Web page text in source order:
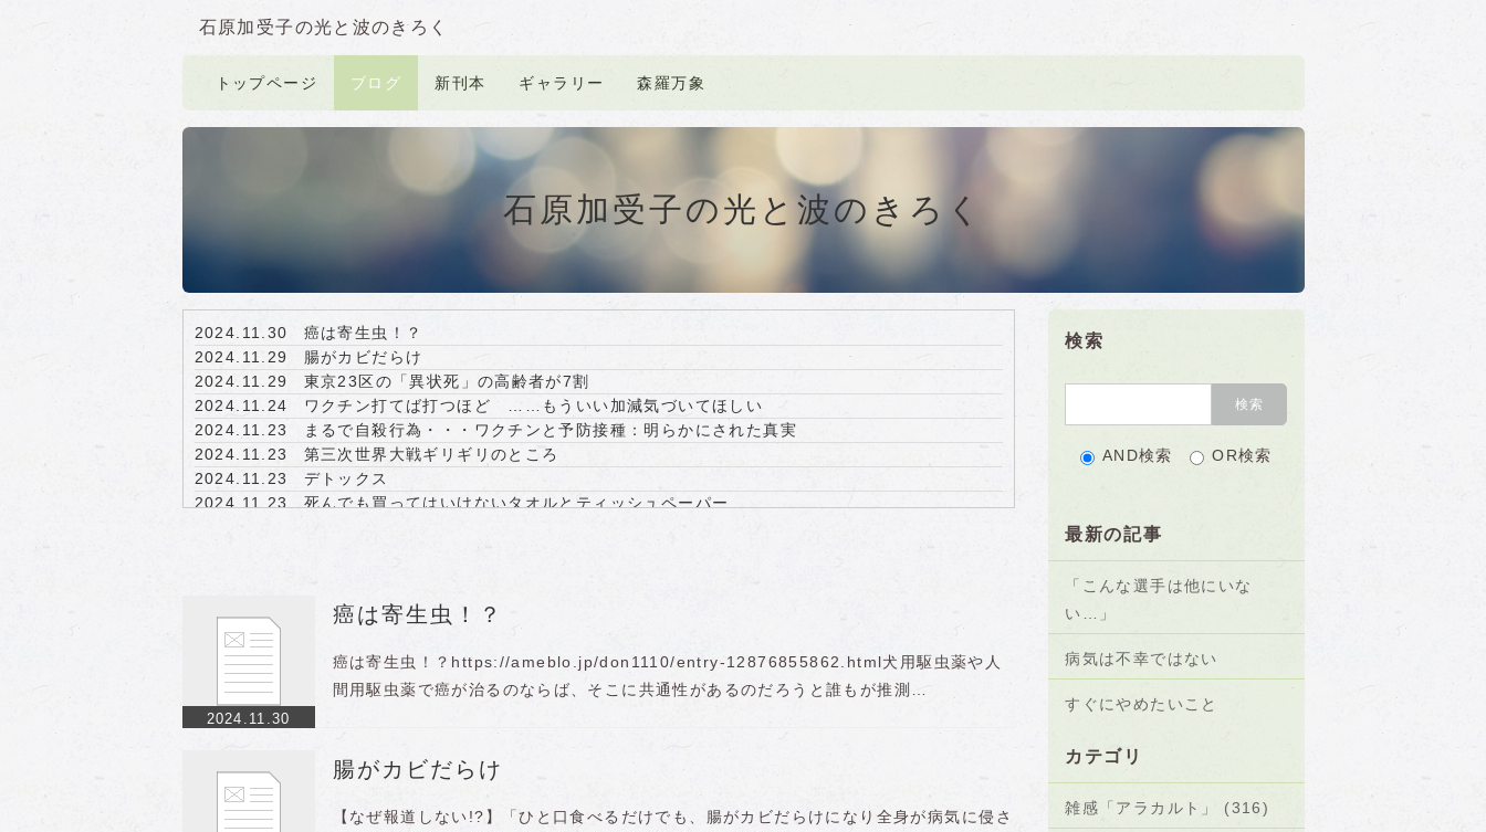
石原加受子の光と波のきろく
トップページ ブログ 新刊本 ギャラリー 森羅万象
石原加受子の光と波のきろく
2024.11.30
癌は寄生虫！？
2024.11.29
腸がカビだらけ
2024.11.29
東京23区の「異状死」の高齢者が7割
2024.11.24
ワクチン打てば打つほど ……もういい加減気づいてほしい
2024.11.23
まるで自殺行為・・・ワクチンと予防接種：明らかにされた真実
2024.11.23
第三次世界大戦ギリギリのところ
2024.11.23
デトックス
2024.11.23
死んでも買ってはいけないタオルとティッシュペーパー
ウクライナ戦争で大儲けするゼレンスキー大統領とその取り巻き（前）
2024.11.19
日本政府がひた隠しにする癌と例のアレのお話【森永卓郎氏対談
2024.11.18
斎藤氏なぜ再選？ 兵庫県民に聞いた
2024.11.15
2024.11.15
”ワク推投稿の知念氏敗訴”
2024.11.30
癌は寄生虫！？
癌は寄生虫！？https://ameblo.jp/don1110/entry-12876855862.html犬用駆虫薬や人
間用駆虫薬で癌が治るのならば、そこに共通性があるのだろうと誰もが推測…
腸がカビだらけ
【なぜ報道しない!?】「ひと口食べるだけでも、腸がカビだらけになり全身が病気に侵さ
検索
AND検索 OR検索
最新の記事
「こんな選手は他にいな
い…」
病気は不幸ではない
すぐにやめたいこと
カテゴリ
雑感「アラカルト」 (316)